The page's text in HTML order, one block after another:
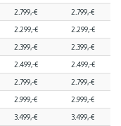
2.799,-€ 2.799,-€
2.299,-€ 2.299,-€
2.399,-€ 2.399,-€
2.499,-€ 2.499,-€
2.799,-€ 2.799,-€
2.999,-€ 2.999,-€
3.499,-€ 3.499,-€